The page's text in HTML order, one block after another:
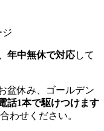
年中無休で対応して
盆休み、ゴールデン
話1本で駆けつけます
わせください。